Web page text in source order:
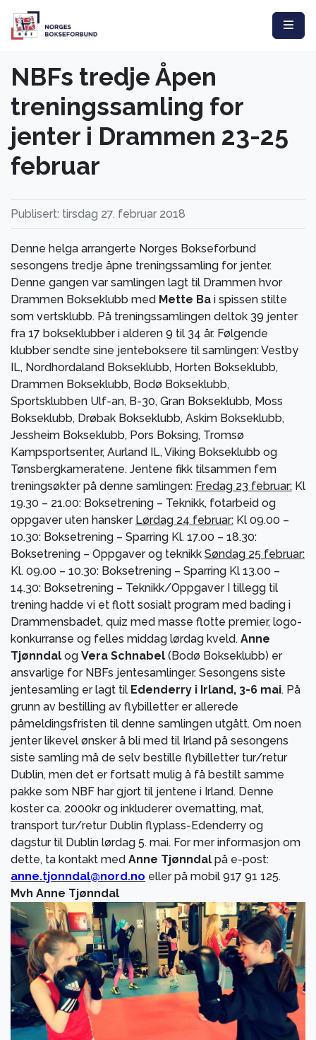
NBFs tredje Åpen
treningssamling for
jenter i Drammen 23-25
februar
Publisert: tirsdag 27. februar 2018
Denne helga arrangerte Norges Bokseforbund
sesongens tredje åpne treningssamling for jenter.
Denne gangen var samlingen lagt til Drammen hvor
Drammen Bokseklubb med Mette Ba i spissen stilte
som vertsklubb. På treningssamlingen deltok 39 jenter
fra 17 bokseklubber i alderen 9 til 34 år. Følgende
klubber sendte sine jenteboksere til samlingen: Vestby
IL, Nordhordaland Bokseklubb, Horten Bokseklubb,
Drammen Bokseklubb, Bodø Bokseklubb,
Sportsklubben Ulf-an, B-30, Gran Bokseklubb, Moss
Bokseklubb, Drøbak Bokseklubb, Askim Bokseklubb,
Jessheim Bokseklubb, Pors Boksing, Tromsø
Kampsportsenter, Aurland IL, Viking Bokseklubb og
Tønsbergkameratene. Jentene fikk tilsammen fem
treningsøkter på denne samlingen: Fredag 23 februar: Kl
19.30 – 21.00: Boksetrening – Teknikk, fotarbeid og
oppgaver uten hansker Lørdag 24 februar: Kl 09.00 –
10.30: Boksetrening – Sparring Kl. 17.00 – 18.30:
Boksetrening – Oppgaver og teknikk Søndag 25 februar:
Kl. 09.00 – 10.30: Boksetrening – Sparring Kl 13.00 –
14.30: Boksetrening – Teknikk/Oppgaver I tillegg til
trening hadde vi et flott sosialt program med bading i
Drammensbadet, quiz med masse flotte premier, logo-
konkurranse og felles middag lørdag kveld. Anne
Tjønndal og Vera Schnabel (Bodø Bokseklubb) er
ansvarlige for NBFs jentesamlinger. Sesongens siste
jentesamling er lagt til Edenderry i Irland, 3-6 mai. På
grunn av bestilling av flybilletter er allerede
påmeldingsfristen til denne samlingen utgått. Om noen
jenter likevel ønsker å bli med til Irland på sesongens
siste samling må de selv bestille flybilletter tur/retur
Dublin, men det er fortsatt mulig å få bestilt samme
pakke som NBF har gjort til jentene i Irland. Denne
koster ca. 2000kr og inkluderer overnatting, mat,
transport tur/retur Dublin flyplass-Edenderry og
dagstur til Dublin lørdag 5. mai. For mer informasjon om
dette, ta kontakt med Anne Tjønndal på e-post:
anne.tjonndal@nord.no eller på mobil 917 91 125.
Mvh Anne Tjønndal